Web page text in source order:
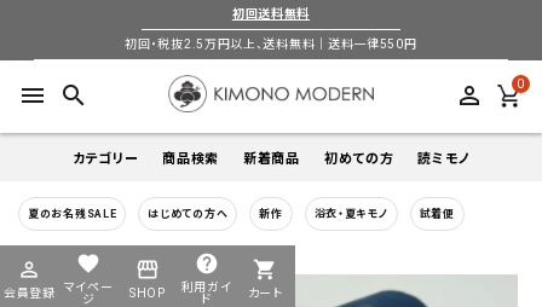
初回送料無料
初回・税抜2.5万円以上、送料無料｜送料一律550円
menu search perm_identity 0
カテゴリー
着物
帯
商品検索
キーワードから探す
search
新着商品 初めての方 読ミモノ
夏のお名残SALE はじめての方へ 新作 浴衣・夏キモノ 試着便
perm_identity
会員登録
favorite
マイペー
ジ
storefront
SHOP
help
利用ガイ
ド
shopping_cart
カート